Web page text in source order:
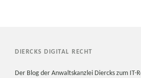
DIERCKS DIGITAL RECHT
Der Blog der Anwaltskanzlei Diercks zum IT-